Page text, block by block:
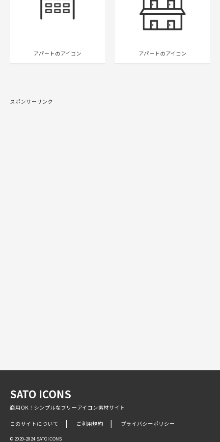
アパートのアイコン アパートのアイコン
スポンサーリンク
SATO ICONS
商用OK！シンプルなフリーアイコン素材サイト
このサイトについて ご利用規約 プライバシーポリシー
© 2020-2024 SATO ICONS